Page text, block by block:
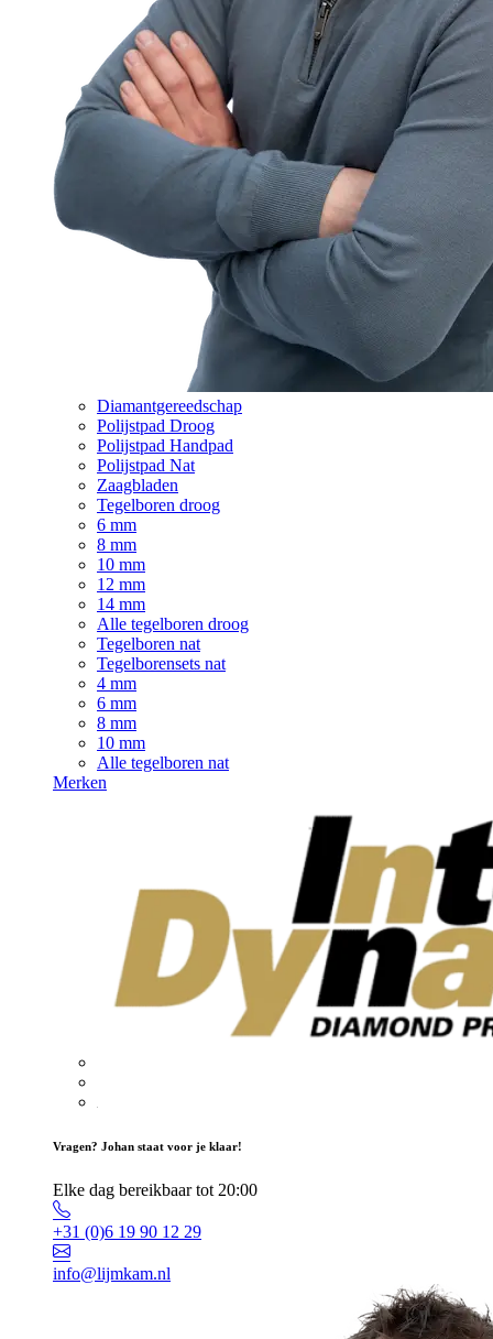
Diamantgereedschap
Polijstpad Droog
Polijstpad Handpad
Polijstpad Nat
Zaagbladen
Tegelboren droog
6 mm
8 mm
10 mm
12 mm
14 mm
Alle tegelboren droog
Tegelboren nat
Tegelborensets nat
4 mm
6 mm
8 mm
10 mm
Alle tegelboren nat
Merken
Vragen? Johan staat voor je klaar!
Elke dag bereikbaar tot 20:00
+31 (0)6 19 90 12 29
info@lijmkam.nl